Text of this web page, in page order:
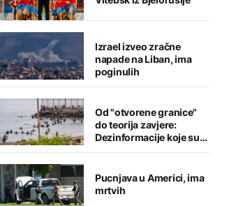
Izrael izveo zračne
napade na Liban, ima
poginulih
Od "otvorene granice"
do teorija zavjere:
Dezinformacije koje su
pratile krizu u Seuti
Pucnjava u Americi, ima
mrtvih